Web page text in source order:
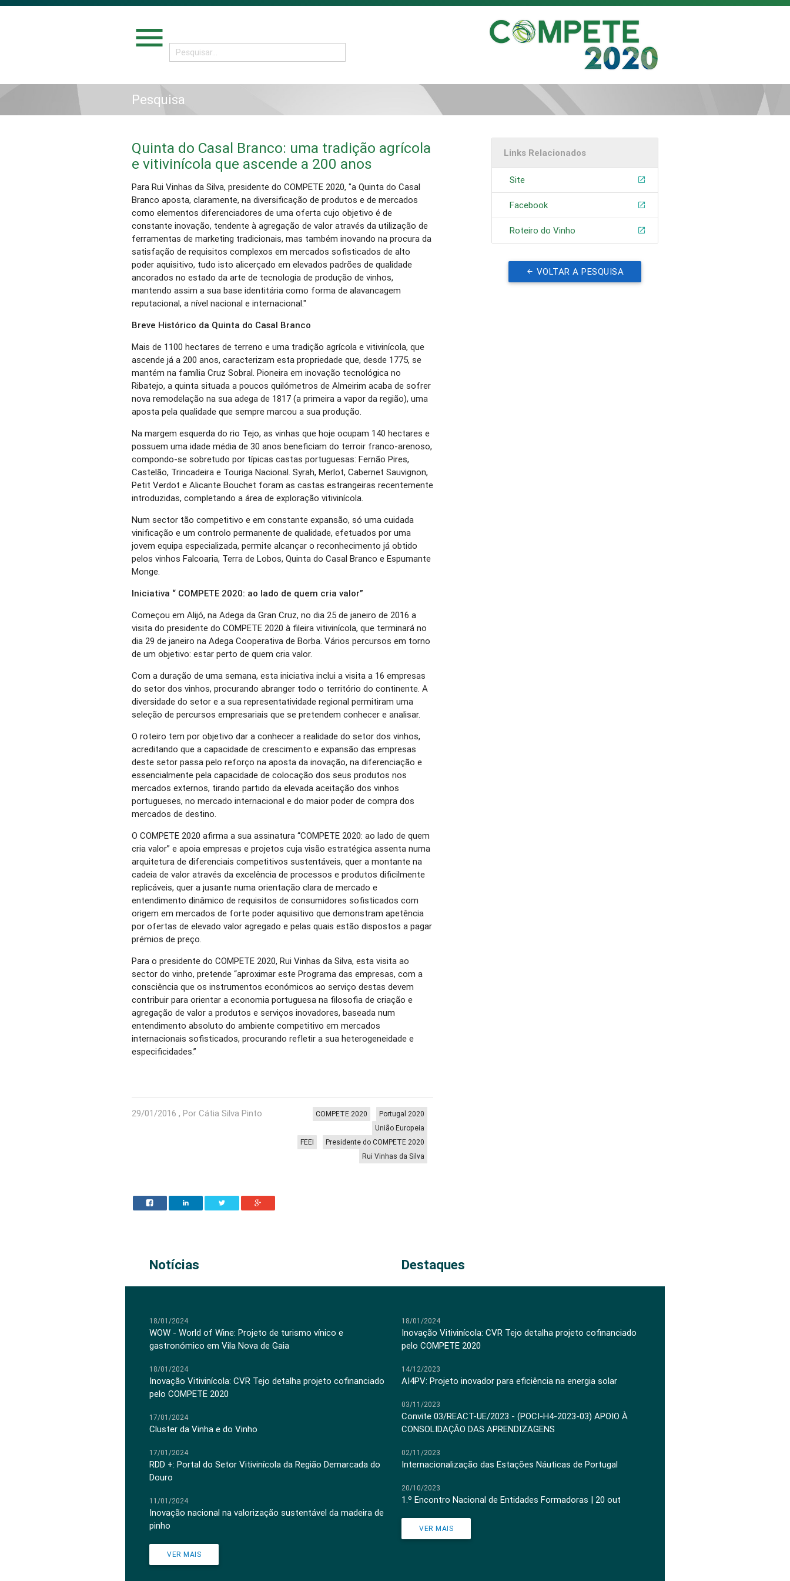
menu
Pesquisa
Quinta do Casal Branco: uma tradição agrícola
e vitivinícola que ascende a 200 anos
Para Rui Vinhas da Silva, presidente do COMPETE 2020, "a Quinta do Casal
Branco aposta, claramente, na diversificação de produtos e de mercados
como elementos diferenciadores de uma oferta cujo objetivo é de
constante inovação, tendente à agregação de valor através da utilização de
ferramentas de marketing tradicionais, mas também inovando na procura da
satisfação de requisitos complexos em mercados sofisticados de alto
poder aquisitivo, tudo isto alicerçado em elevados padrões de qualidade
ancorados no estado da arte de tecnologia de produção de vinhos,
mantendo assim a sua base identitária como forma de alavancagem
reputacional, a nível nacional e internacional."
Breve Histórico da Quinta do Casal Branco
Mais de 1100 hectares de terreno e uma tradição agrícola e vitivinícola, que
ascende já a 200 anos, caracterizam esta propriedade que, desde 1775, se
mantém na família Cruz Sobral. Pioneira em inovação tecnológica no
Ribatejo, a quinta situada a poucos quilómetros de Almeirim acaba de sofrer
nova remodelação na sua adega de 1817 (a primeira a vapor da região), uma
aposta pela qualidade que sempre marcou a sua produção.
Na margem esquerda do rio Tejo, as vinhas que hoje ocupam 140 hectares e
possuem uma idade média de 30 anos beneficiam do terroir franco-arenoso,
compondo-se sobretudo por típicas castas portuguesas: Fernão Pires,
Castelão, Trincadeira e Touriga Nacional. Syrah, Merlot, Cabernet Sauvignon,
Petit Verdot e Alicante Bouchet foram as castas estrangeiras recentemente
introduzidas, completando a área de exploração vitivinícola.
Num sector tão competitivo e em constante expansão, só uma cuidada
vinificação e um controlo permanente de qualidade, efetuados por uma
jovem equipa especializada, permite alcançar o reconhecimento já obtido
pelos vinhos Falcoaria, Terra de Lobos, Quinta do Casal Branco e Espumante
Monge.
Iniciativa “ COMPETE 2020: ao lado de quem cria valor”
Começou em Alijó, na Adega da Gran Cruz, no dia 25 de janeiro de 2016 a
visita do presidente do COMPETE 2020 à fileira vitivinícola, que terminará no
dia 29 de janeiro na Adega Cooperativa de Borba. Vários percursos em torno
de um objetivo: estar perto de quem cria valor.
Com a duração de uma semana, esta iniciativa inclui a visita a 16 empresas
do setor dos vinhos, procurando abranger todo o território do continente. A
diversidade do setor e a sua representatividade regional permitiram uma
seleção de percursos empresariais que se pretendem conhecer e analisar.
O roteiro tem por objetivo dar a conhecer a realidade do setor dos vinhos,
acreditando que a capacidade de crescimento e expansão das empresas
deste setor passa pelo reforço na aposta da inovação, na diferenciação e
essencialmente pela capacidade de colocação dos seus produtos nos
mercados externos, tirando partido da elevada aceitação dos vinhos
portugueses, no mercado internacional e do maior poder de compra dos
mercados de destino.
O COMPETE 2020 afirma a sua assinatura “COMPETE 2020: ao lado de quem
cria valor” e apoia empresas e projetos cuja visão estratégica assenta numa
arquitetura de diferenciais competitivos sustentáveis, quer a montante na
cadeia de valor através da excelência de processos e produtos dificilmente
replicáveis, quer a jusante numa orientação clara de mercado e
entendimento dinâmico de requisitos de consumidores sofisticados com
origem em mercados de forte poder aquisitivo que demonstram apetência
por ofertas de elevado valor agregado e pelas quais estão dispostos a pagar
prémios de preço.
Para o presidente do COMPETE 2020, Rui Vinhas da Silva, esta visita ao
sector do vinho, pretende “aproximar este Programa das empresas, com a
consciência que os instrumentos económicos ao serviço destas devem
contribuir para orientar a economia portuguesa na filosofia de criação e
agregação de valor a produtos e serviços inovadores, baseada num
entendimento absoluto do ambiente competitivo em mercados
internacionais sofisticados, procurando refletir a sua heterogeneidade e
especificidades.”
29/01/2016 , Por Cátia Silva Pinto Portugal 2020
COMPETE 2020
União Europeia
Presidente do COMPETE 2020
FEEI
Rui Vinhas da Silva
Links Relacionados
Site
Facebook
Roteiro do Vinho
VOLTAR A PESQUISA
Notícias Destaques
18/01/2024
WOW - World of Wine: Projeto de turismo vínico e
gastronómico em Vila Nova de Gaia
18/01/2024
Inovação Vitivinícola: CVR Tejo detalha projeto cofinanciado
pelo COMPETE 2020
17/01/2024
Cluster da Vinha e do Vinho
17/01/2024
RDD +: Portal do Setor Vitivinícola da Região Demarcada do
Douro
11/01/2024
Inovação nacional na valorização sustentável da madeira de
pinho
VER MAIS
18/01/2024
Inovação Vitivinícola: CVR Tejo detalha projeto cofinanciado
pelo COMPETE 2020
14/12/2023
AI4PV: Projeto inovador para eficiência na energia solar
03/11/2023
Convite 03/REACT-UE/2023 - (POCI-H4-2023-03) APOIO À
CONSOLIDAÇÃO DAS APRENDIZAGENS
02/11/2023
Internacionalização das Estações Náuticas de Portugal
20/10/2023
1.º Encontro Nacional de Entidades Formadoras | 20 out
VER MAIS